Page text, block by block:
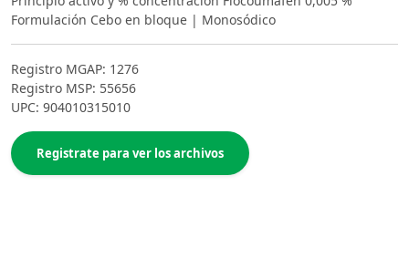
Formulación Cebo en bloque | Monosódico
Registro MGAP: 1276
Registro MSP: 55656
UPC: 904010315010
Registrate para ver los archivos